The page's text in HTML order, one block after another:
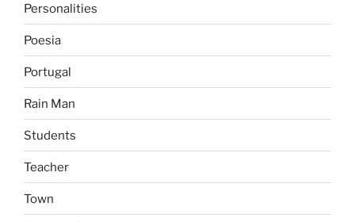
Personalities
Poesia
Portugal
Rain Man
Students
Teacher
Town